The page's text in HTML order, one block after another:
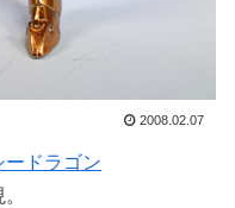
2008.02.07
ードラゴン